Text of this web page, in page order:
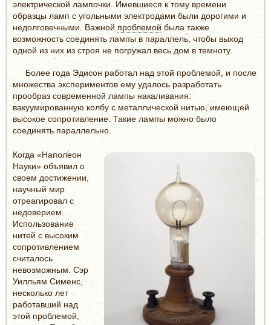
электрической лампочки. Имевшиеся к тому времени
образцы ламп с угольными электродами были дорогими и
недолговечными. Важной проблемой была также
возможность соединять лампы в параллель, чтобы выход
одной из них из строя не погружал весь дом в темноту.
Более года Эдисон работал над этой проблемой, и после
множества экспериментов ему удалось разработать
прообраз современной лампы накаливания:
вакуумированную колбу с металлической нитью, имеющей
высокое сопротивление. Такие лампы можно было
соединять параллельно.
Когда «Наполеон
Науки» объявил о
своем достижении,
научный мир
отреагировал с
недоверием.
Использование
нитей с высоким
сопротивлением
считалось
невозможным. Сэр
Уилльям Сименс,
несколько лет
работавший над
этой проблемой,